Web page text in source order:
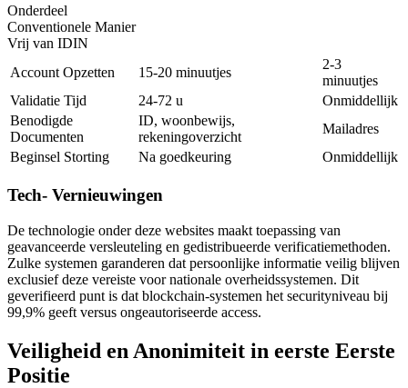
Onderdeel
Conventionele Manier
Vrij van IDIN
Account Opzetten
15-20 minuutjes
2-3
minuutjes
Validatie Tijd
24-72 u
Onmiddellijk
Benodigde
Documenten
ID, woonbewijs,
rekeningoverzicht
Mailadres
Beginsel Storting
Na goedkeuring Onmiddellijk
Tech- Vernieuwingen
De technologie onder deze websites maakt toepassing van
geavanceerde versleuteling en gedistribueerde verificatiemethoden.
Zulke systemen garanderen dat persoonlijke informatie veilig blijven
exclusief deze vereiste voor nationale overheidssystemen. Dit
geverifieerd punt is dat blockchain-systemen het securityniveau bij
99,9% geeft versus ongeautoriseerde access.
Veiligheid en Anonimiteit in eerste Eerste
Positie